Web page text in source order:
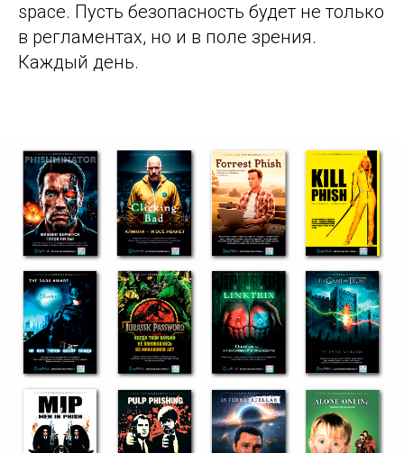
space. Пусть безопасность будет не только
в регламентах, но и в поле зрения.
Каждый день.